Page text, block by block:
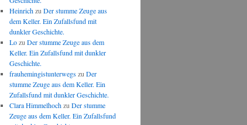
HeinrichzuDer stumme Zeuge aus
dem Keller. Ein Zufallsfund mit
dunkler Geschichte.
LozuDer stumme Zeuge aus dem
Keller. Ein Zufallsfund mit dunkler
Geschichte.
frauhemingistunterwegszuDer
stumme Zeuge aus dem Keller. Ein
Zufallsfund mit dunkler Geschichte.
Clara HimmelhochzuDer stumme
Zeuge aus dem Keller. Ein Zufallsfund